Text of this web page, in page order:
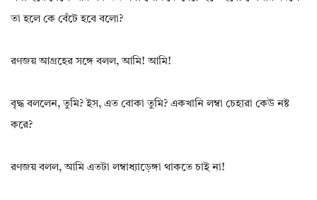
তা হলে কে বেঁটে হবে বলো?
রণজয় আগ্রহের সঙ্গে বলল, আমি! আমি!
বৃদ্ধ বললেন, তুমি? ইস, এত বোকা তুমি? একখানি লম্বা চেহারা কেউ নষ্ট
করে?
রণজয় বলল, আমি এতটা লম্বাধ্যাড়েঙ্গা থাকতে চাই না!